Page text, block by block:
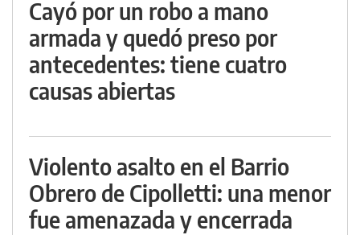
Cayó por un robo a mano
armada y quedó preso por
antecedentes: tiene cuatro
causas abiertas
Violento asalto en el Barrio
Obrero de Cipolletti: una menor
fue amenazada y encerrada